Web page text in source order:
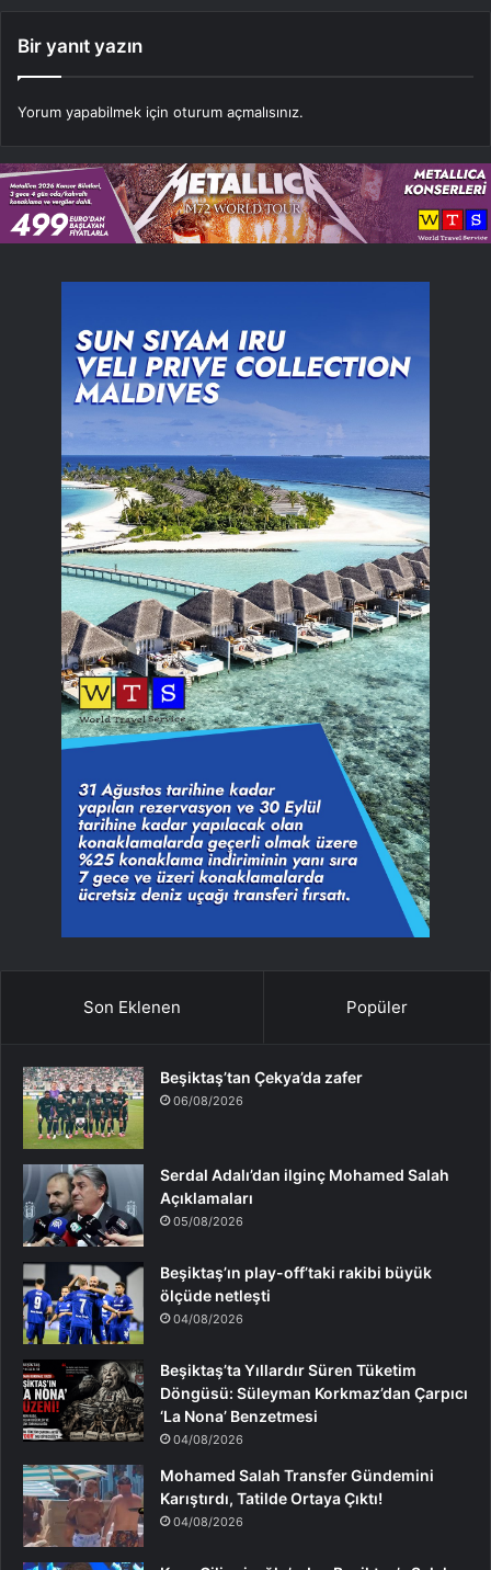
Bir yanıt yazın
Yorum yapabilmek için oturum açmalısınız.
Son Eklenen Popüler
Beşiktaş’tan Çekya’da zafer
06/08/2026
Serdal Adalı’dan ilginç Mohamed Salah
Açıklamaları
05/08/2026
Beşiktaş’ın play-off’taki rakibi büyük
ölçüde netleşti
04/08/2026
Beşiktaş’ta Yıllardır Süren Tüketim
Döngüsü: Süleyman Korkmaz’dan Çarpıcı
‘La Nona’ Benzetmesi
04/08/2026
Mohamed Salah Transfer Gündemini
Karıştırdı, Tatilde Ortaya Çıktı!
04/08/2026